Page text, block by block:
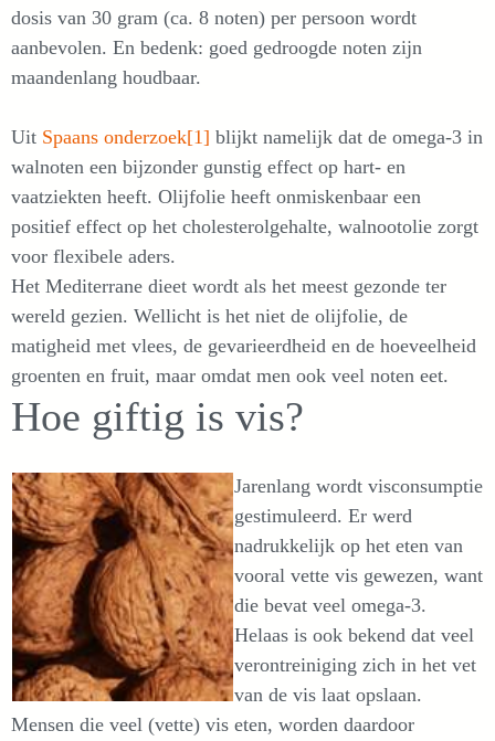
dosis van 30 gram (ca. 8 noten) per persoon wordt
aanbevolen. En bedenk: goed gedroogde noten zijn
maandenlang houdbaar.
Uit Spaans onderzoek[1] blijkt namelijk dat de omega-3 in
walnoten een bijzonder gunstig effect op hart- en
vaatziekten heeft. Olijfolie heeft onmiskenbaar een
positief effect op het cholesterolgehalte, walnootolie zorgt
voor flexibele aders.
Het Mediterrane dieet wordt als het meest gezonde ter
wereld gezien. Wellicht is het niet de olijfolie, de
matigheid met vlees, de gevarieerdheid en de hoeveelheid
groenten en fruit, maar omdat men ook veel noten eet.
Hoe giftig is vis?
Jarenlang wordt visconsumptie
gestimuleerd. Er werd
nadrukkelijk op het eten van
vooral vette vis gewezen, want
die bevat veel omega-3.
Helaas is ook bekend dat veel
verontreiniging zich in het vet
van de vis laat opslaan.
Mensen die veel (vette) vis eten, worden daardoor